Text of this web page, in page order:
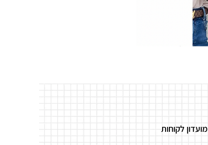
מועדון לקוחות